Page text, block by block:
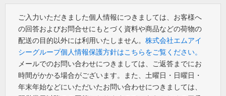
ご入力いただきました個人情報につきましては、お客様へ
の回答およびお問合せにもとづく資料や商品などの荷物の
配送の目的以外には利用いたしません。 株式会社エムアイ
シーグループ個人情報保護方針はこちらをご覧ください。
メールでのお問い合わせにつきましては、ご返答までにお
時間がかかる場合がございます。また、土曜日・日曜日・
年末年始などにいただいたお問い合わせにつきましては、